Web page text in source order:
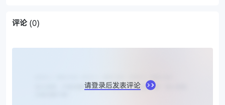
评论 (0)
请登录后发表评论